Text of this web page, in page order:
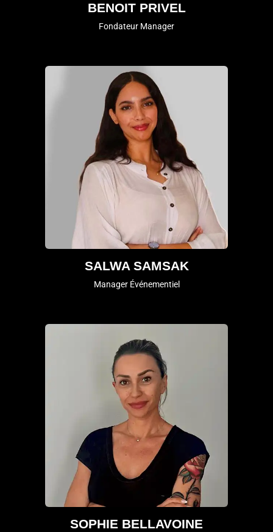
BENOIT PRIVEL
Fondateur Manager
SALWA SAMSAK
Manager Événementiel
SOPHIE BELLAVOINE